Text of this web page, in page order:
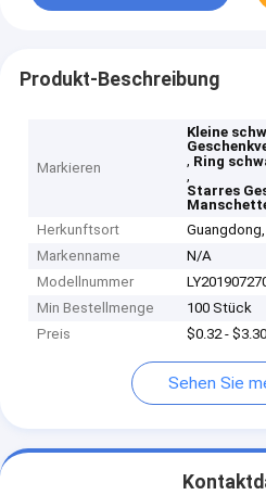
Produkt-Beschreibung
Markieren
Kleine
, Ring
,
Starres
Herkunftsort
Markenname
N/A
Modellnummer
Min Bestellmenge
100 Stück
Preis
$0.32 -
Sehen Sie